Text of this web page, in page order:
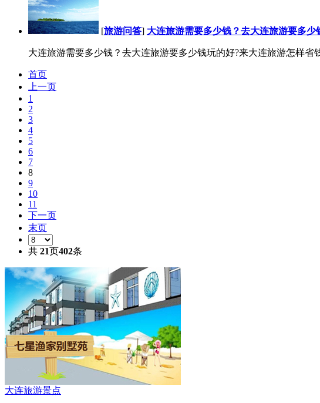
[旅游问答] 大连旅游需要多少钱？去大连旅游要多少
大连旅游需要多少钱？去大连旅游要多少钱玩的好?来大连旅游怎样
首页
上一页
1
2
3
4
5
6
7
8
9
10
11
下一页
末页
共 21页402条
大连旅游景点